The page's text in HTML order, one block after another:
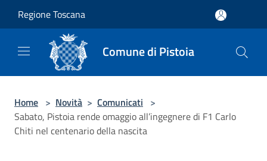
Regione Toscana
Comune di Pistoia
Home > Novità > Comunicati >
Sabato, Pistoia rende omaggio all’ingegnere di F1 Carlo
Chiti nel centenario della nascita